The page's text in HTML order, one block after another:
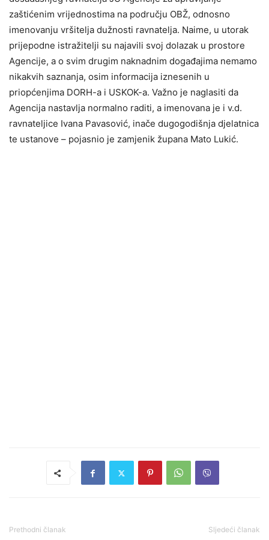
zaštićenim vrijednostima na području OBŽ, odnosno
imenovanju vršitelja dužnosti ravnatelja. Naime, u utorak
prijepodne istražitelji su najavili svoj dolazak u prostore
Agencije, a o svim drugim naknadnim događajima nemamo
nikakvih saznanja, osim informacija iznesenih u
priopćenjima DORH-a i USKOK-a. Važno je naglasiti da
Agencija nastavlja normalno raditi, a imenovana je i v.d.
ravnateljice Ivana Pavasović, inače dugogodišnja djelatnica
te ustanove – pojasnio je zamjenik župana Mato Lukić.
Prethodni članak Sljedeći članak